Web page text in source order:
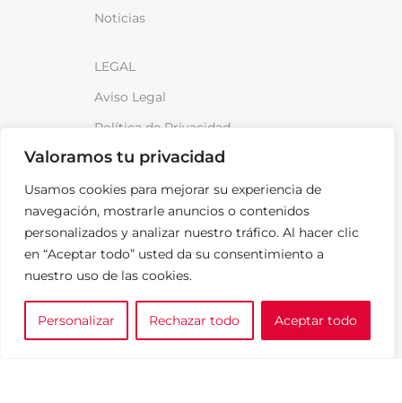
Valoramos tu privacidad
Usamos cookies para mejorar su experiencia de
navegación, mostrarle anuncios o contenidos
personalizados y analizar nuestro tráfico. Al hacer clic
en “Aceptar todo” usted da su consentimiento a
nuestro uso de las cookies.
Personalizar Rechazar todo Aceptar todo
Noticias
LEGAL
Aviso Legal
Política de Privacidad
Política de cookies
Política de venta y devoluciones
¡Anótame!
0